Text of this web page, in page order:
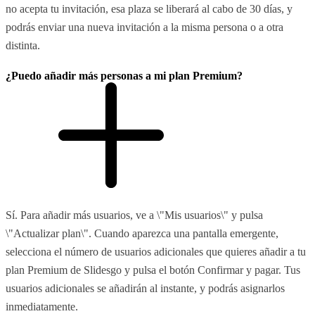
no acepta tu invitación, esa plaza se liberará al cabo de 30 días, y
podrás enviar una nueva invitación a la misma persona o a otra
distinta.
¿Puedo añadir más personas a mi plan Premium?
Sí. Para añadir más usuarios, ve a \"Mis usuarios\" y pulsa
\"Actualizar plan\". Cuando aparezca una pantalla emergente,
selecciona el número de usuarios adicionales que quieres añadir a tu
plan Premium de Slidesgo y pulsa el botón Confirmar y pagar. Tus
usuarios adicionales se añadirán al instante, y podrás asignarlos
inmediatamente.